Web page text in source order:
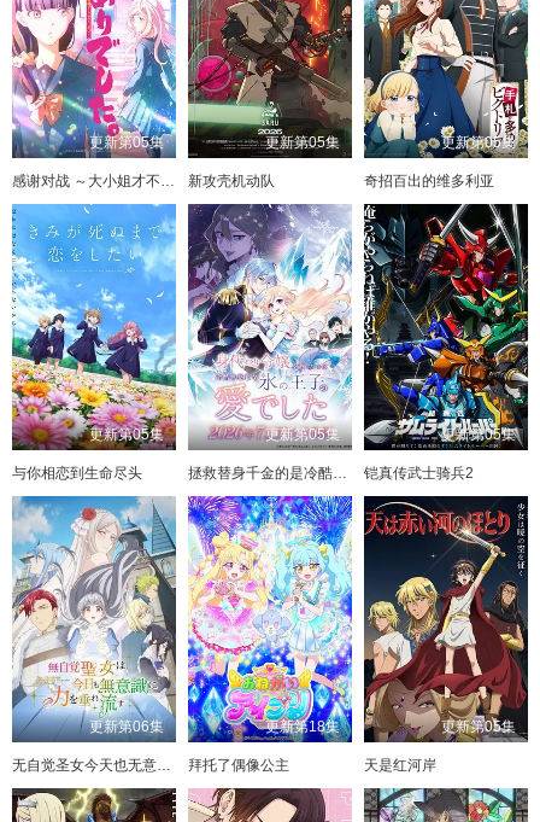
更新第05集
感谢对战 ～大小姐才不玩格斗游戏～
更新第05集
新攻壳机动队
更新第05集
奇招百出的维多利亚
更新第05集
与你相恋到生命尽头
更新第05集
拯救替身千金的是冷酷无情冰之王子的爱
更新第05集
铠真传武士骑兵2
更新第06集
无自觉圣女今天也无意识地释放力量
更新第18集
拜托了偶像公主
更新第05集
天是红河岸